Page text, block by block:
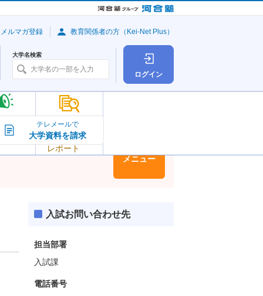
ログイン
学
大学の今
トピック＆
レポート
大学名検索
ルマガ登録 教育関係者の方（Kei-Net Plus）
テレメールで
大学資料を請求
メニュー
入試お問い合わせ先
担当部署
入試課
電話番号